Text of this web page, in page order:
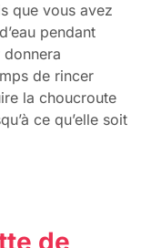
que vous avez
pendant
de rincer
la choucroute
ce qu’elle soit
de